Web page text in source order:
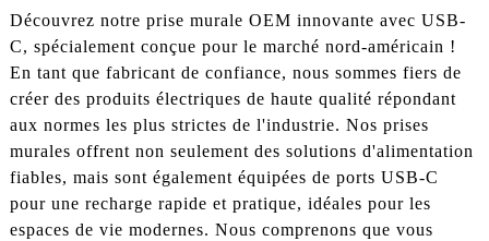
Découvrez notre prise murale OEM innovante avec USB-
C, spécialement conçue pour le marché nord-américain !
En tant que fabricant de confiance, nous sommes fiers de
créer des produits électriques de haute qualité répondant
aux normes les plus strictes de l'industrie. Nos prises
murales offrent non seulement des solutions d'alimentation
fiables, mais sont également équipées de ports USB-C
pour une recharge rapide et pratique, idéales pour les
espaces de vie modernes. Nous comprenons que vous